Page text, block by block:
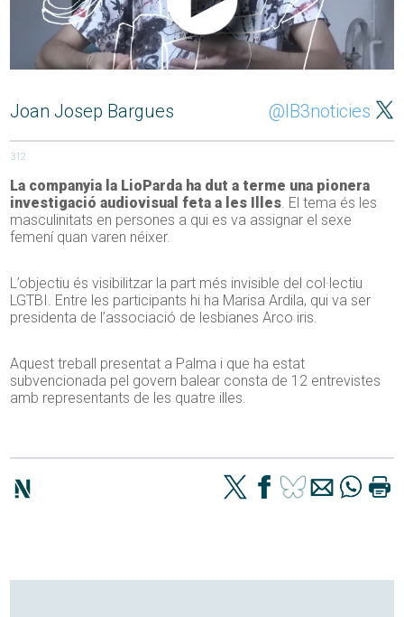
Joan Josep Bargues @IB3noticies
312
La companyia la LioParda ha dut a terme una pionera
investigació audiovisual feta a les Illes. El tema és les
masculinitats en persones a qui es va assignar el sexe
femení quan varen néixer.
L’objectiu és visibilitzar la part més invisible del col·lectiu
LGTBI. Entre les participants hi ha Marisa Ardila, qui va ser
presidenta de l’associació de lesbianes Arco iris.
Aquest treball presentat a Palma i que ha estat
subvencionada pel govern balear consta de 12 entrevistes
amb representants de les quatre illes.